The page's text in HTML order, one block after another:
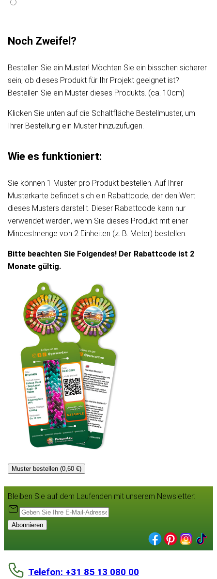
Noch Zweifel?
Bestellen Sie ein Muster! Möchten Sie ein bisschen sicherer
sein, ob dieses Produkt für Ihr Projekt geeignet ist?
Bestellen Sie ein Muster dieses Produkts. (ca. 10cm)
Klicken Sie unten auf die Schaltfläche Bestellmuster, um
Ihrer Bestellung ein Muster hinzuzufügen.
Wie es funktioniert:
Sie können 1 Muster pro Produkt bestellen. Auf Ihrer
Musterkarte befindet sich ein Rabattcode, der den Wert
dieses Musters darstellt. Dieser Rabattcode kann nur
verwendet werden, wenn Sie dieses Produkt mit einer
Mindestmenge von 2 Einheiten (z. B. Meter) bestellen.
Bitte beachten Sie Folgendes! Der Rabattcode ist 2
Monate gültig.
Muster bestellen (0,60 €)
Bleiben Sie auf dem Laufenden mit unserem Newsletter:
Abonnieren
Telefon: +31 85 13 080 00